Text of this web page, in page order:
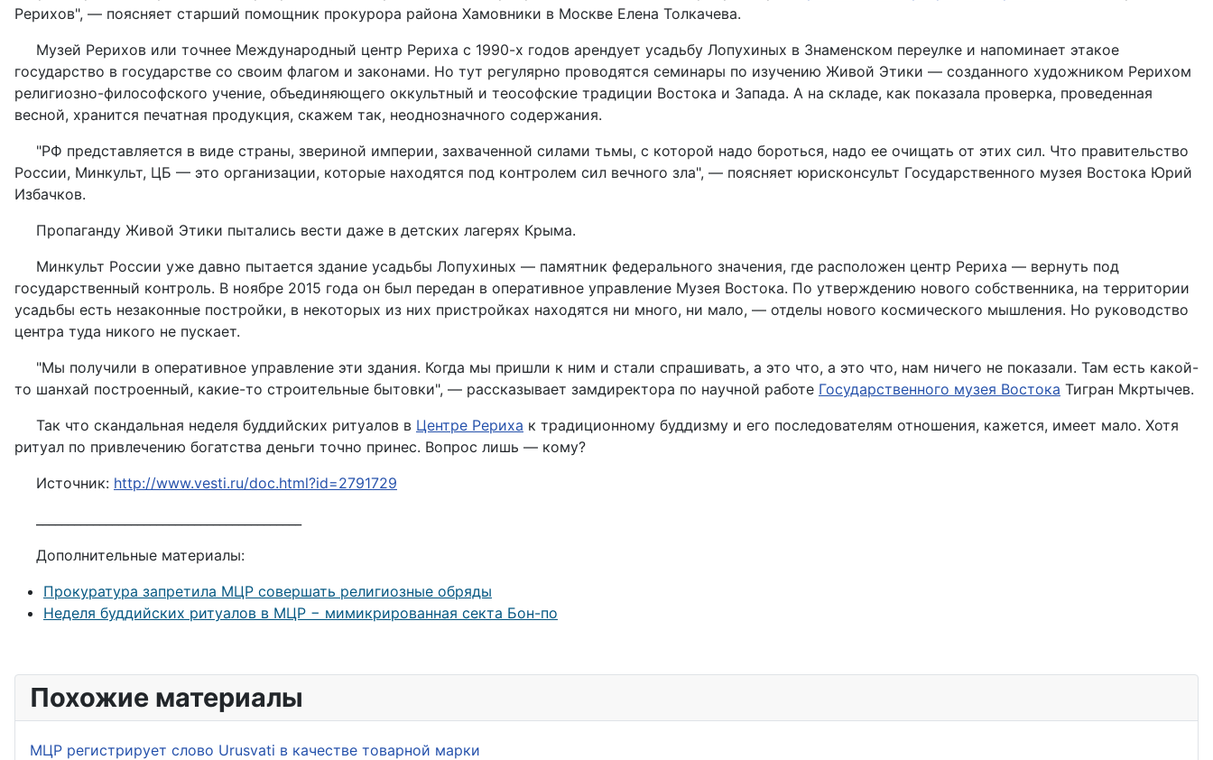
Рерихов", — поясняет старший помощник прокурора района Хамовники в Москве Елена Толкачева.
Музей Рерихов или точнее Международный центр Рериха с 1990-х годов арендует усадьбу Лопухиных в Знаменском переулке и напоминает этакое
государство в государстве со своим флагом и законами. Но тут регулярно проводятся семинары по изучению Живой Этики — созданного художником Рерихом
религиозно-философского учение, объединяющего оккультный и теософские традиции Востока и Запада. А на складе, как показала проверка, проведенная
весной, хранится печатная продукция, скажем так, неоднозначного содержания.
"РФ представляется в виде страны, звериной империи, захваченной силами тьмы, с которой надо бороться, надо ее очищать от этих сил. Что правительство
России, Минкульт, ЦБ — это организации, которые находятся под контролем сил вечного зла", — поясняет юрисконсульт Государственного музея Востока Юрий
Избачков.
Пропаганду Живой Этики пытались вести даже в детских лагерях Крыма.
Минкульт России уже давно пытается здание усадьбы Лопухиных — памятник федерального значения, где расположен центр Рериха — вернуть под
государственный контроль. В ноябре 2015 года он был передан в оперативное управление Музея Востока. По утверждению нового собственника, на территории
усадьбы есть незаконные постройки, в некоторых из них пристройках находятся ни много, ни мало, — отделы нового космического мышления. Но руководство
центра туда никого не пускает.
"Мы получили в оперативное управление эти здания. Когда мы пришли к ним и стали спрашивать, а это что, а это что, нам ничего не показали. Там есть какой-
то шанхай построенный, какие-то строительные бытовки", — рассказывает замдиректора по научной работе Государственного музея Востока Тигран Мкртычев.
Так что скандальная неделя буддийских ритуалов в Центре Рериха к традиционному буддизму и его последователям отношения, кажется, имеет мало. Хотя
ритуал по привлечению богатства деньги точно принес. Вопрос лишь — кому?
Источник: http://www.vesti.ru/doc.html?id=2791729
Дополнительные материалы:
Прокуратура запретила МЦР совершать религиозные обряды
Неделя буддийских ритуалов в МЦР − мимикрированная секта Бон-по
Похожие материалы
МЦР регистрирует слово Urusvati в качестве товарной марки